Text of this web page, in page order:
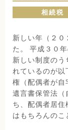
相続税
新しい年（２０
た。 平成３０
新しい制度のう
れているのが
権（配偶者が
遺言書保管法（
ち、配偶者居
はもちろんのこ